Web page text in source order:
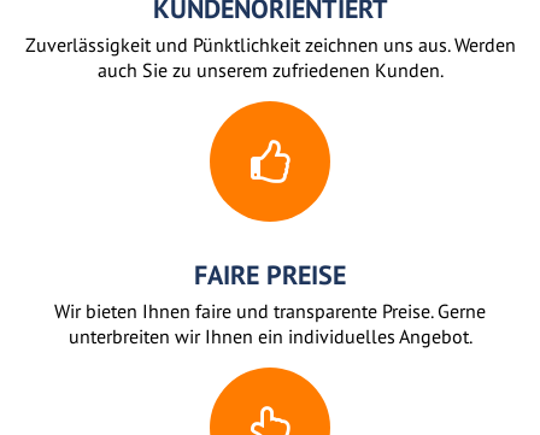
KUNDENORIENTIERT
Zuverlässigkeit und Pünktlichkeit zeichnen uns aus. Werden
auch Sie zu unserem zufriedenen Kunden.
FAIRE PREISE
Wir bieten Ihnen faire und transparente Preise. Gerne
unterbreiten wir Ihnen ein individuelles Angebot.